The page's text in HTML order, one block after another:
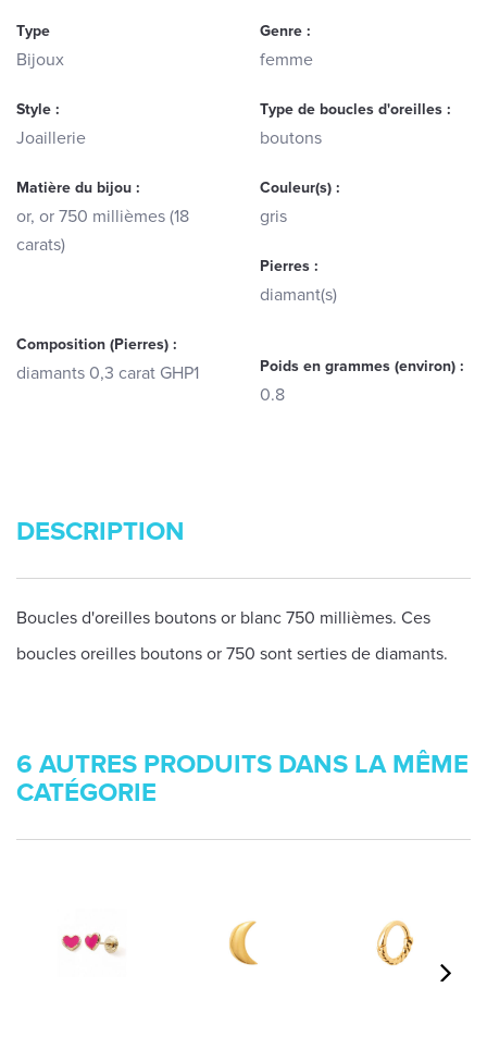
Type
Bijoux
Genre :
femme
Style :
Joaillerie
Type de boucles d'oreilles :
boutons
Matière du bijou :
or, or 750 millièmes (18
carats)
Couleur(s) :
gris
Pierres :
diamant(s)
Composition (Pierres) :
diamants 0,3 carat GHP1 Poids en grammes (environ) :
0.8
DESCRIPTION
Boucles d'oreilles boutons or blanc 750 millièmes. Ces
boucles oreilles boutons or 750 sont serties de diamants.
6 AUTRES PRODUITS DANS LA MÊME
CATÉGORIE